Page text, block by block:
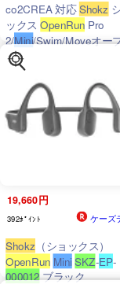
co2CREA 対応Shokz
ックスOpenRun Pro
2/Mini/Swim/Moveオー
イヤーヘッドホン専用収
ケース ブラック
19,660円
392ﾎﾟｲﾝﾄ ケーズ
Shokz （ショックス）
OpenRun Mini SKZ-EP-
000012ブラック